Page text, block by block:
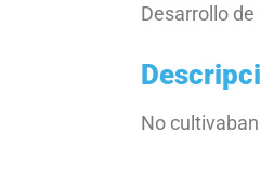
Desarrollo
No